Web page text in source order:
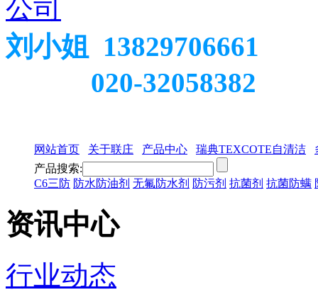
刘小姐 13829706661
020-32058382
网站首页 关于联庄 产品中心 瑞典TEXCOTE自清洁
产品搜索:
C6三防 防水防油剂 无氟防水剂 防污剂 抗菌剂 抗菌防螨
资讯中心
行业动态